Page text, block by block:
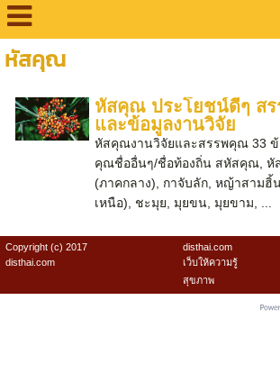
หัสคุณ
หัสคุณ ประโยชน์ดีๆ ส
และข้อมูลงานวิจัย
หัสคุณงานวิจัยและสรรพคุณ 33
คุณชื่ออื่นๆ/ชื่อท้องถิ่น สหัสคุณ, หั
(ภาคกลาง), กาจับลัก, หญ้าสาม
เหนือ), ชะมุย, มุยขน, มุยขาม, ...
Copyright (c) 2017
disthai.com
disthai.com
เว็บให้ความรู้
สุขภาพ